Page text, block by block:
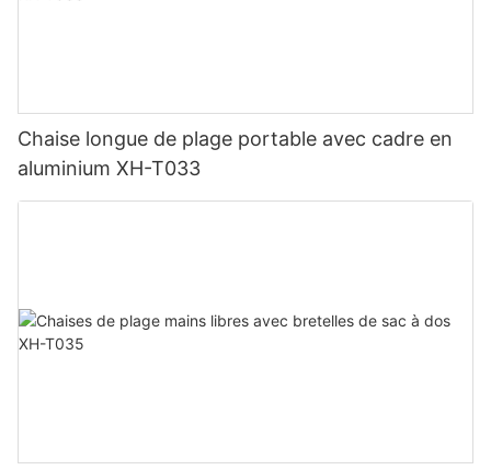
Chaise longue de plage portable avec cadre en
aluminium XH-T033